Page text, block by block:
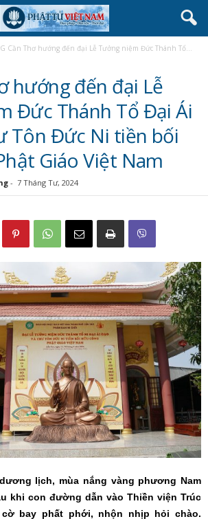
Cần Thơ hướng đến đại Lễ Tưởng niệm Đức Thánh Tổ...
hướng đến đại Lễ
Đức Thánh Tổ Đại Ái
Tôn Đức Ni tiền bối
Giáo Việt Nam
- 7 Tháng Tư, 2024
lịch, mùa nắng vàng phương Nam
khi con đường dẫn vào Thiền viện Trúc
cờ bay phất phới, nhộn nhịp hỏi chào.